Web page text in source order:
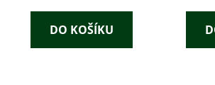
DO KOŠÍKU